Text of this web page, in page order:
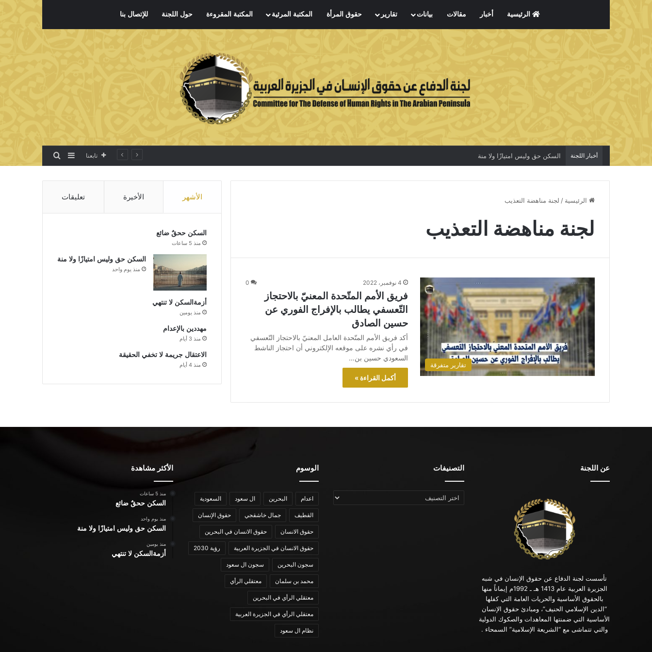
الرئيسية أخبار مقالات بيانات تقارير حقوق المرأة المكتبة المرئية المكتبة المقروءة حول اللجنة للإتصال بنا
أخبار اللجنة السكن حق وليس امتيازًا ولا منة تابعنا إضافة عمود جانبي
بحث عن
الرئيسية / لجنة مناهضة التعذيب
لجنة مناهضة التعذيب
تقارير متفرقة
4 نوفمبر، 2022 0
فريق الأمم المتّحدة المعنيّ بالاحتجاز
التّعسفي يطالب بالإفراج الفوري عن
حسين الصادق
أكد فريق الأمم المتّحدة العامل المعنيّ بالاحتجاز التّعسفي
في رأي نشره على موقعه الإلكتروني أن احتجاز الناشط
السعودي حسين بن…
أكمل القراءة »
الأشهر الأخيرة تعليقات
السكن ححقٌ ضائع
منذ 5 ساعات
السكن حق وليس امتيازًا ولا منة
منذ يوم واحد
أزمةالسكن لا تنتهي
منذ يومين
مهددين بالإعدام
منذ 3 أيام
الاعتقال جريمة لا تخفي الحقيقة
منذ 4 أيام
عن اللجنة
تأسست لجنة الدفاع عن حقوق الإنسان في شبه
الجزيرة العربية عام 1413 هـ ـ 1992م إيماناً منها
بالحقوق الأساسية والحريات العامة التي كفلها
“الدين الإسلامي الحنيف”، ومبادئ حقوق الإنسان
الأساسية التي ضمنتها المعاهدات والصكوك الدولية
والتي تتماشى مع “الشريعة الإسلامية” السمحاء .
التصنيفات
التصنيفات
الوسوم
اعدام البحرين ال سعود السعودية
القطيف جمال خاشقجي حقوق الإنسان
حقوق الانسان حقوق الانسان في البحرين
حقوق الانسان في الجزيرة العربية رؤية 2030
سجون البحرين سجون ال سعود
محمد بن سلمان معتقلي الرأي
معتقلي الرأي في البحرين
معتقلي الرأي في الجزيرة العربية
نظام ال سعود
الأكثر مشاهدة
منذ 5 ساعات
السكن ححقٌ ضائع
منذ يوم واحد
السكن حق وليس امتيازًا ولا منة
منذ يومين
أزمةالسكن لا تنتهي